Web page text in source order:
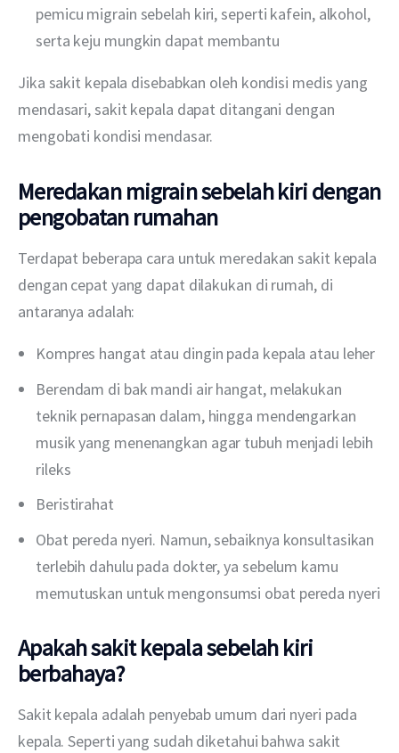
pemicu migrain sebelah kiri, seperti kafein, alkohol,
serta keju mungkin dapat membantu
Jika sakit kepala disebabkan oleh kondisi medis yang
mendasari, sakit kepala dapat ditangani dengan
mengobati kondisi mendasar.
Meredakan migrain sebelah kiri dengan
pengobatan rumahan
Terdapat beberapa cara untuk meredakan sakit kepala
dengan cepat yang dapat dilakukan di rumah, di
antaranya adalah:
Kompres hangat atau dingin pada kepala atau leher
Berendam di bak mandi air hangat, melakukan
teknik pernapasan dalam, hingga mendengarkan
musik yang menenangkan agar tubuh menjadi lebih
rileks
Beristirahat
Obat pereda nyeri. Namun, sebaiknya konsultasikan
terlebih dahulu pada dokter, ya sebelum kamu
memutuskan untuk mengonsumsi obat pereda nyeri
Apakah sakit kepala sebelah kiri
berbahaya?
Sakit kepala adalah penyebab umum dari nyeri pada
kepala. Seperti yang sudah diketahui bahwa sakit